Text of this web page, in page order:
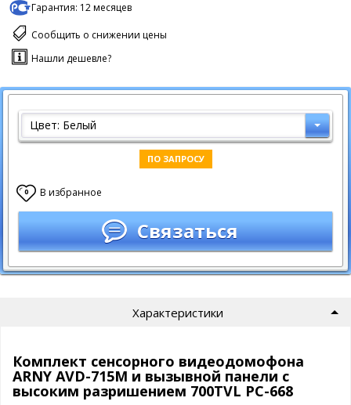
Гарантия: 12 месяцев
Сообщить о снижении цены
Нашли дешевле?
Цвет: Белый
ПО ЗАПРОСУ
0 В избранное
Связаться
Характеристики
Комплект сенсорного видеодомофона
ARNY AVD-715M и вызывной панели с
высоким разришением 700TVL PC-668